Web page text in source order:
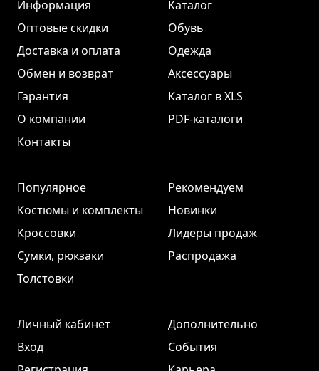
Информация
Оптовые скидки
Доставка и оплата
Обмен и возврат
Гарантия
О компании
Контакты
Каталог
Обувь
Одежда
Аксессуары
Каталог в XLS
PDF-каталоги
Популярное
Костюмы и комплекты
Кроссовки
Сумки, рюкзаки
Толстовки
Рекомендуем
Новинки
Лидеры продаж
Распродажа
Личный кабинет
Вход
Дополнительно
События